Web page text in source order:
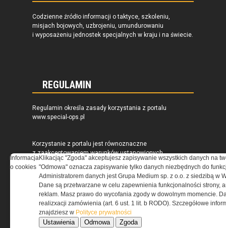
Codzienne źródło informacji o taktyce, szkoleniu,
misjach bojowych, uzbrojeniu, umundurowaniu
i wyposażeniu jednostek specjalnych w kraju i na świecie.
REGULAMIN
Regulamin określa zasady korzystania z portalu
www.special-ops.pl
Korzystanie z portalu jest równoznaczne
z zaakceptowaniem warunków ustanowionych
przez Grupa MEDIUM Spółka z ograniczoną
odpowiedzialnością Spółka komandytowa, nr KRS:
0000537655, NIP 1132860378, REGON 146393437
(zwana dalej Grupa MEDIUM) w postaci Regulaminu.
Przeczytaj regulamin
Informacja
o cookies
Klikacjąc "Zgoda" akceptujesz zapisywanie wszystkich danych na
"Odmowa" oznacza zapisywanie tylko danych niezbędnych do
Administratorem danych jest Grupa Medium sp. z o.o. z siedzibą w
Dane są przetwarzane w celu zapewnienia funkcjonalności strony,
reklam. Masz prawo do wycofania zgody w dowolnym momencie.
realizxacji zamówienia (art. 6 ust. 1 lit. b RODO). Szczegółowe
znajdziesz w Polityce prywatności
Ustawienia Odmowa Zgoda